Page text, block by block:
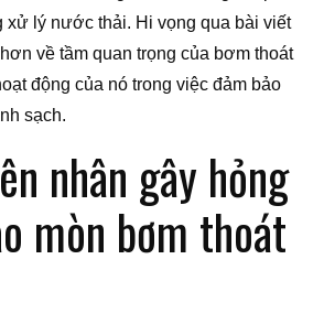
xử lý nước thải. Hi vọng qua bài viết
về tầm quan trọng của bơm thoát
động của nó trong việc đảm bảo
sạch.
nhân gây hỏng
mòn bơm thoát